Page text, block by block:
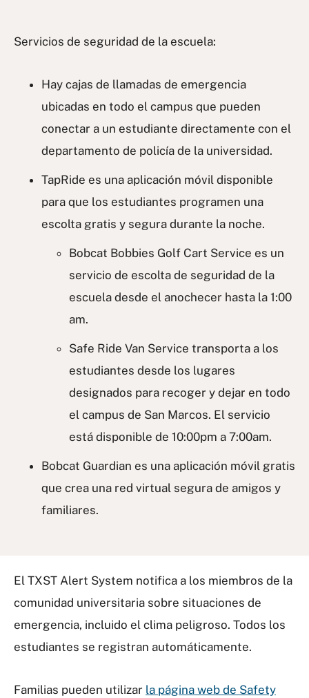
Servicios de seguridad de la escuela:
Hay cajas de llamadas de emergencia
ubicadas en todo el campus que pueden
conectar a un estudiante directamente con el
departamento de policía de la universidad.
TapRide es una aplicación móvil disponible
para que los estudiantes programen una
escolta gratis y segura durante la noche.
Bobcat Bobbies Golf Cart Service es un
servicio de escolta de seguridad de la
escuela desde el anochecer hasta la 1:00
am.
Safe Ride Van Service transporta a los
estudiantes desde los lugares
designados para recoger y dejar en todo
el campus de San Marcos. El servicio
está disponible de 10:00pm a 7:00am.
Bobcat Guardian es una aplicación móvil gratis
que crea una red virtual segura de amigos y
familiares.
El TXST Alert System notifica a los miembros de la
comunidad universitaria sobre situaciones de
emergencia, incluido el clima peligroso. Todos los
estudiantes se registran automáticamente.
Familias pueden utilizar la página web de Safety